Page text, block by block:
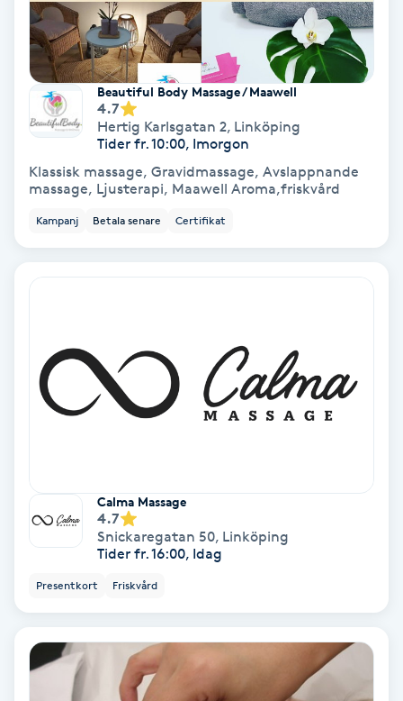
Piercing
Pigmentbehandling
Pigmentfläckar
Plastikkirurgi
Power Yoga
PRX-T33
Radiofrekvens
Rakning
Reflexologi
Beautiful Body Massage / Maawell
4.7
Hertig Karlsgatan 2, Linköping
Tider fr. 10:00, Imorgon
Klassisk massage, Gravidmassage, Avslappnande
massage, Ljusterapi, Maawell Aroma,friskvård
Kampanj Betala senare Certifikat
Calma Massage
4.7
Snickaregatan 50, Linköping
Tider fr. 16:00, Idag
Presentkort Friskvård